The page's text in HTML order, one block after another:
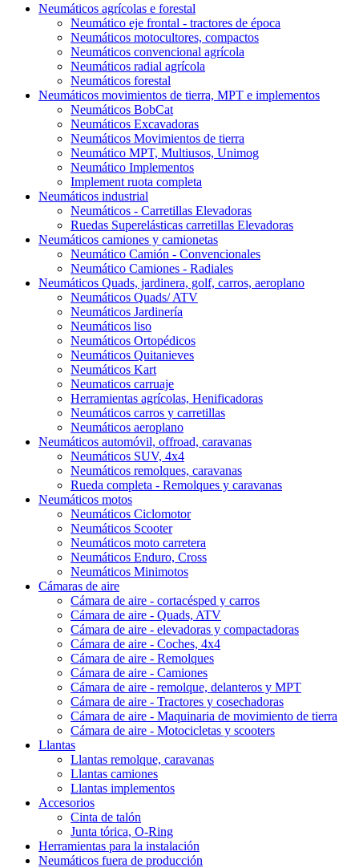
Neumáticos agrícolas e forestal
Neumático eje frontal - tractores de época
Neumáticos motocultores, compactos
Neumáticos convencional agrícola
Neumáticos radial agrícola
Neumáticos forestal
Neumáticos movimientos de tierra, MPT e implementos
Neumáticos BobCat
Neumáticos Excavadoras
Neumáticos Movimientos de tierra
Neumático MPT, Multiusos, Unimog
Neumático Implementos
Implement ruota completa
Neumáticos industrial
Neumáticos - Carretillas Elevadoras
Ruedas Superelásticas carretillas Elevadoras
Neumáticos camiones y camionetas
Neumático Camión - Convencionales
Neumático Camiones - Radiales
Neumáticos Quads, jardinera, golf, carros, aeroplano
Neumáticos Quads/ ATV
Neumáticos Jardinería
Neumáticos liso
Neumáticos Ortopédicos
Neumáticos Quitanieves
Neumáticos Kart
Neumaticos carruaje
Herramientas agrícolas, Henificadoras
Neumáticos carros y carretillas
Neumáticos aeroplano
Neumáticos automóvil, offroad, caravanas
Neumáticos SUV, 4x4
Neumáticos remolques, caravanas
Rueda completa - Remolques y caravanas
Neumáticos motos
Neumáticos Ciclomotor
Neumáticos Scooter
Neumáticos moto carretera
Neumáticos Enduro, Cross
Neumáticos Minimotos
Cámaras de aire
Cámara de aire - cortacésped y carros
Cámara de aire - Quads, ATV
Cámara de aire - elevadoras y compactadoras
Cámara de aire - Coches, 4x4
Cámara de aire - Remolques
Cámara de aire - Camiones
Cámara de aire - remolque, delanteros y MPT
Cámara de aire - Tractores y cosechadoras
Cámara de aire - Maquinaria de movimiento de tierra
Cámara de aire - Motocicletas y scooters
Llantas
Llantas remolque, caravanas
Llantas camiones
Llantas implementos
Accesorios
Cinta de talón
Junta tórica, O-Ring
Herramientas para la instalación
Neumáticos fuera de producción